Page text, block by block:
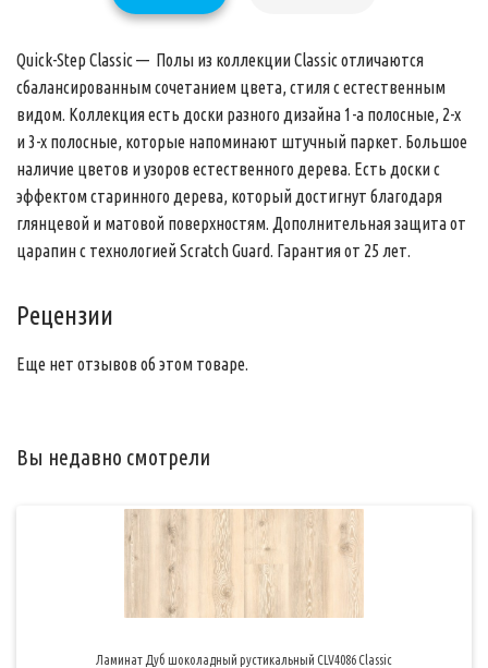
Quick-Step Classic — Полы из коллекции Classic отличаются
сбалансированным сочетанием цвета, стиля с естественным
видом. Коллекция есть доски разного дизайна 1-а полосные, 2-х
и 3-х полосные, которые напоминают штучный паркет. Большое
наличие цветов и узоров естественного дерева. Есть доски с
эффектом старинного дерева, который достигнут благодаря
глянцевой и матовой поверхностям. Дополнительная защита от
царапин с технологией Scratch Guard. Гарантия от 25 лет.
Рецензии
Еще нет отзывов об этом товаре.
Вы недавно смотрели
Ламинат Дуб шоколадный рустикальный CLV4086 Classic